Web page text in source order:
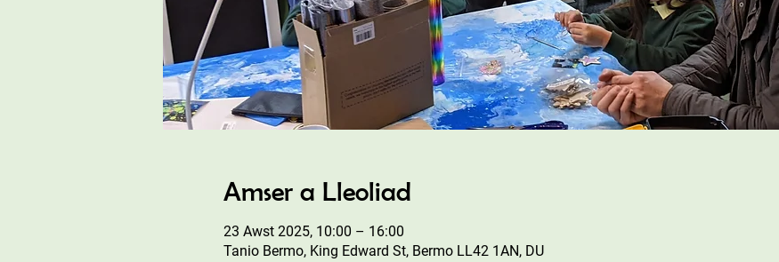
Amser a Lleoliad
23 Awst 2025, 10:00 – 16:00
Tanio Bermo, King Edward St, Bermo LL42 1AN, DU